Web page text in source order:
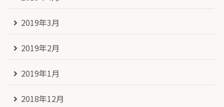
2019年3月
2019年2月
2019年1月
2018年12月